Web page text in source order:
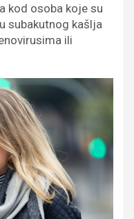
kod osoba koje su
subakutnog kašlja
ili